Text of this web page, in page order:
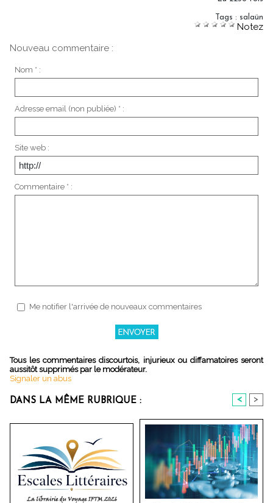
Tags : salaün
Notez
Nouveau commentaire :
Nom * :
Adresse email (non publiée) * :
Site web :
Commentaire * :
Me notifier l'arrivée de nouveaux commentaires
Tous les commentaires discourtois, injurieux ou diffamatoires seront
aussitôt supprimés par le modérateur.
Signaler un abus
DANS LA MÊME RUBRIQUE : < >